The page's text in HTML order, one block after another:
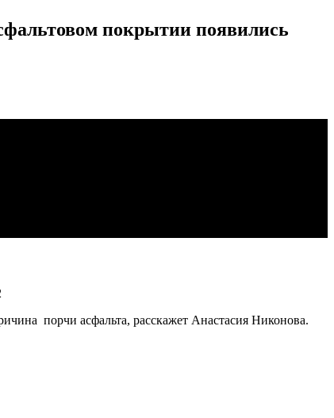
покрытии появились
порчи асфальта, расскажет Анастасия Никонова.